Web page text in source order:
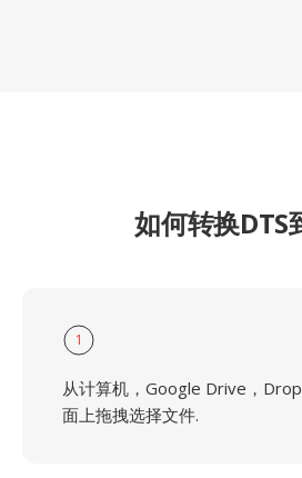
如何转换DTS
1
从计算机，Google Drive，
面上拖拽选择文件.